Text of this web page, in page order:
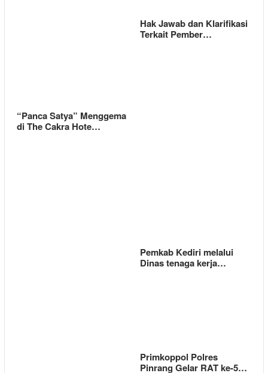
Hak Jawab dan Klarifikasi
Terkait Pember…
“Panca Satya” Menggema
di The Cakra Hote…
Pemkab Kediri melalui
Dinas tenaga kerja…
Primkoppol Polres
Pinrang Gelar RAT ke-5…